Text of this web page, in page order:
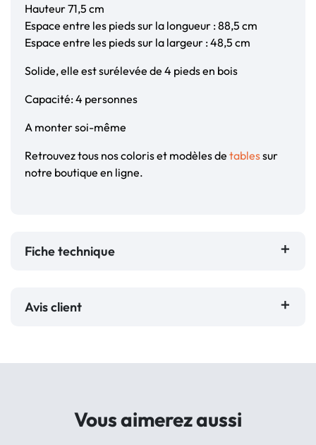
Hauteur 71,5 cm
Espace entre les pieds sur la longueur : 88,5 cm
Espace entre les pieds sur la largeur : 48,5 cm
Solide, elle est surélevée de 4 pieds en bois
Capacité: 4 personnes
A monter soi-même
Retrouvez tous nos coloris et modèles de tablessur
notre boutique en ligne.
Fiche technique
Avis client
Vous aimerez aussi